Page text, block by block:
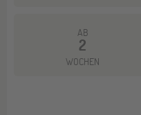
AB
2
WOCHEN